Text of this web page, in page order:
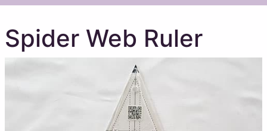
Spider Web Ruler